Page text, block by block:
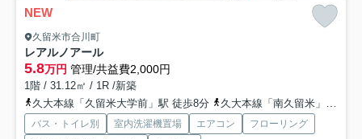
NEW
久留米市合川町
レアルノアール
5.8万円 管理/共益費2,000円
1階 / 31.12㎡ / 1R /新築
久大本線「久留米大学前」駅 徒歩8分
久大本線「南久留米」駅 徒歩24分
バス・トイレ別 室内洗濯機置場 エアコン
フローリング